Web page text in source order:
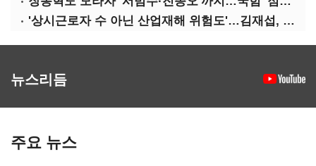
'상시근로자 수 아닌 산업재해 위험도'…김재섭, 산재예방 지원기준 손질
뉴스리듬
주요 뉴스